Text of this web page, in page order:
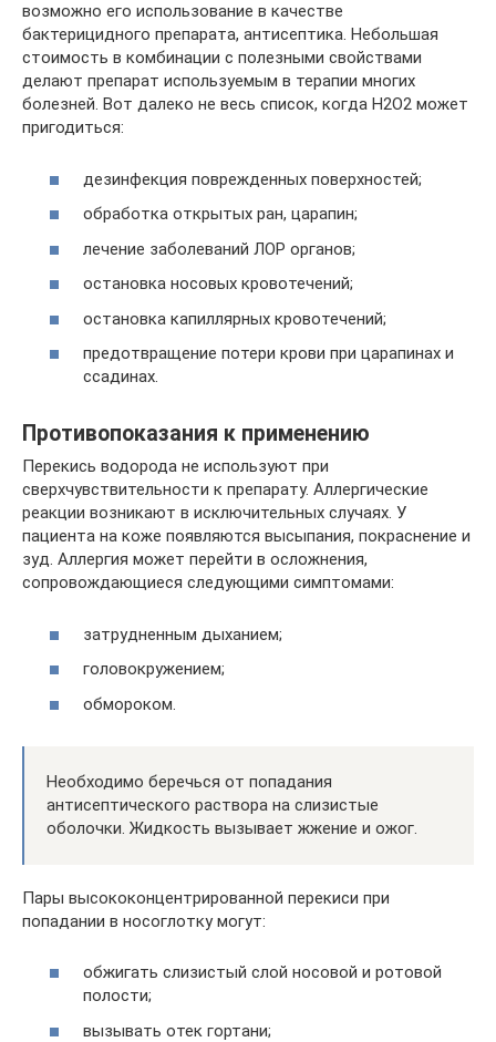
возможно его использование в качестве
бактерицидного препарата, антисептика. Небольшая
стоимость в комбинации с полезными свойствами
делают препарат используемым в терапии многих
болезней. Вот далеко не весь список, когда Н2О2 может
пригодиться:
дезинфекция поврежденных поверхностей;
обработка открытых ран, царапин;
лечение заболеваний ЛОР органов;
остановка носовых кровотечений;
остановка капиллярных кровотечений;
предотвращение потери крови при царапинах и
ссадинах.
Противопоказания к применению
Перекись водорода не используют при
сверхчувствительности к препарату. Аллергические
реакции возникают в исключительных случаях. У
пациента на коже появляются высыпания, покраснение и
зуд. Аллергия может перейти в осложнения,
сопровождающиеся следующими симптомами:
затрудненным дыханием;
головокружением;
обмороком.
Необходимо беречься от попадания
антисептического раствора на слизистые
оболочки. Жидкость вызывает жжение и ожог.
Пары высококонцентрированной перекиси при
попадании в носоглотку могут:
обжигать слизистый слой носовой и ротовой
полости;
вызывать отек гортани;